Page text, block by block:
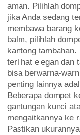
aman. Pilihlah
jika Anda sedang
membawa barang
balm, pilihlah
kantong
terlihat elegan dan
bisa berwarna-
penting lainnya
Beberapa dompet
gantungan kunci
mengaitkannya ke
Pastikan